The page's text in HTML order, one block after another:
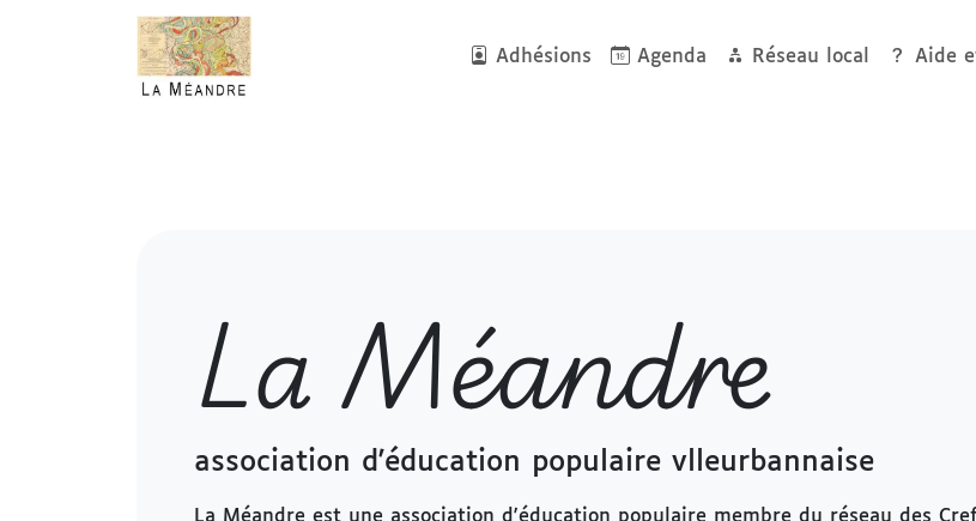
Adhésions Agenda Réseau local Aide
La Méandre
association d'éducation populaire vlleurbannaise